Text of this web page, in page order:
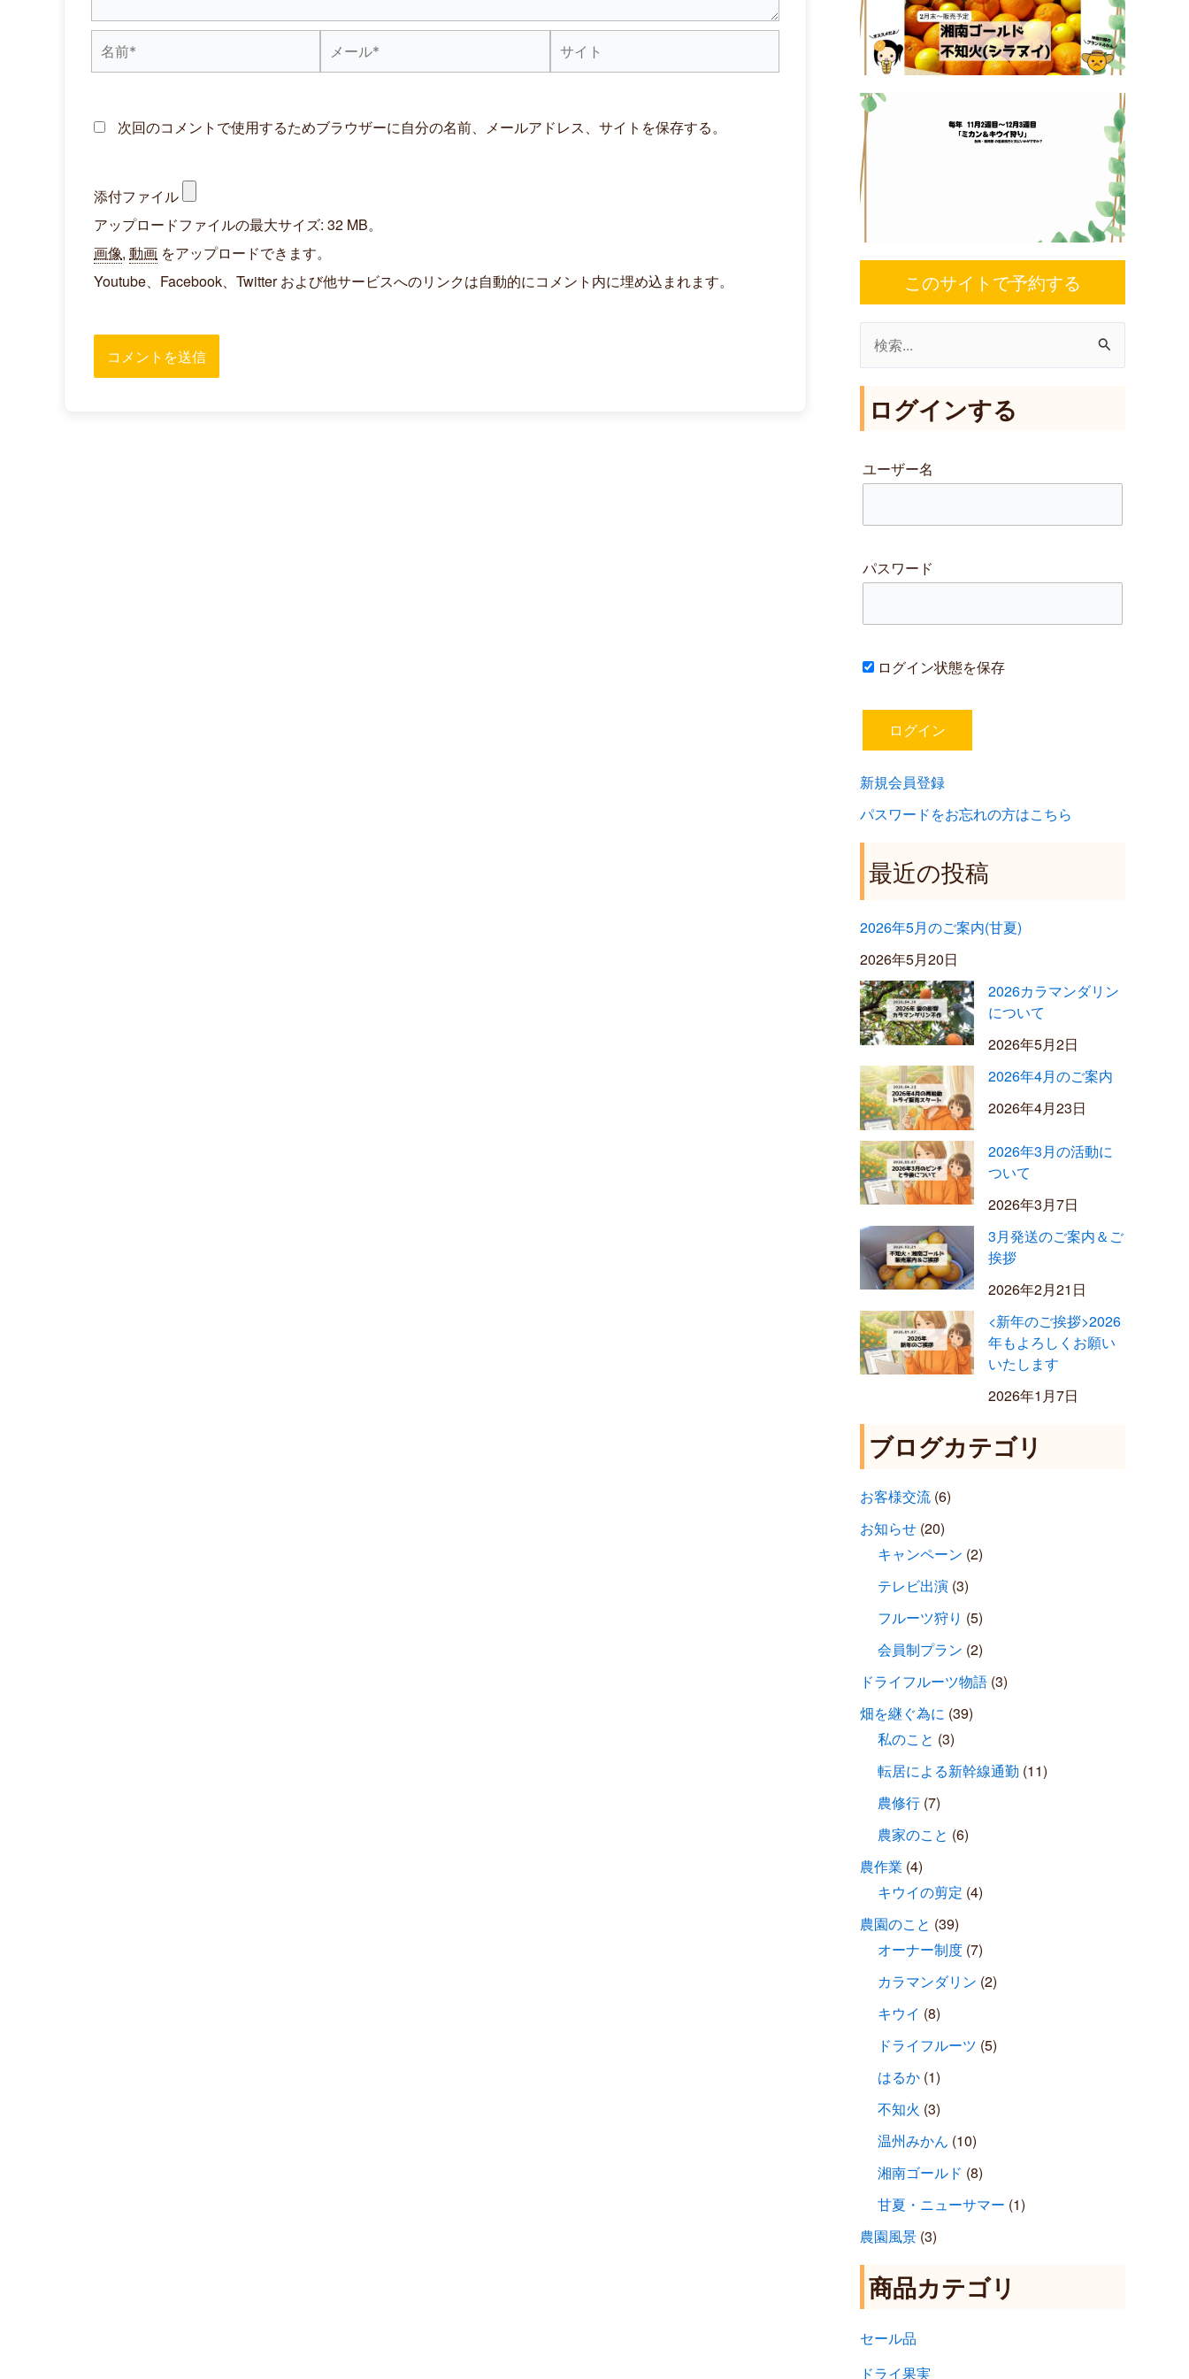
前
ー
*
イ
次回のコメントで使用するためブラウザーに自分の名前、メールアドレス、サイトを保存する。
添付ファイル
アップロードファイルの最大サイズ: 32 MB。
画像,動画 をアップロードできます。
Youtube、Facebook、Twitter および他サービスへのリンクは自動的にコメント内に埋め込まれます。
このサイトで予約する
象
ログインする
ユーザー名
パスワード
ログイン状態を保存
新規会員登録
パスワードをお忘れの方はこちら
最近の投稿
2026年5月のご案内(甘夏)
2026年5月20日
2026カラマンダリン
について
2026年5月2日
2026年4月のご案内
2026年4月23日
2026年3月の活動に
ついて
2026年3月7日
3月発送のご案内＆ご
挨拶
2026年2月21日
<新年のご挨拶>2026
年もよろしくお願い
いたします
2026年1月7日
ブログカテゴリ
お客様交流 (6)
お知らせ (20)
キャンペーン (2)
テレビ出演 (3)
フルーツ狩り (5)
会員制プラン (2)
ドライフルーツ物語 (3)
畑を継ぐ為に (39)
私のこと (3)
転居による新幹線通勤 (11)
農修行 (7)
農家のこと (6)
農作業 (4)
キウイの剪定 (4)
農園のこと (39)
オーナー制度 (7)
カラマンダリン (2)
キウイ (8)
ドライフルーツ (5)
はるか (1)
不知火 (3)
温州みかん (10)
湘南ゴールド (8)
甘夏・ニューサマー (1)
農園風景 (3)
商品カテゴリ
セール品
ドライ果実